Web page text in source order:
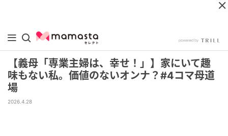
【義母「専業主婦は、幸せ！」】家にいて趣
味もない私。価値のないオンナ？#4コマ母道
場
2026.4.28